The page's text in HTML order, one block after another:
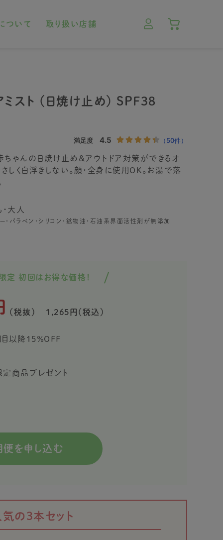
ついて 取り扱い店舗
スト （日焼け止め） SPF38
ゃんの日焼け止め＆アウトドア対策ができるオ
しく白浮きしない。顔・全身に使用OK。お湯で落
大人
パラベン・シリコン・鉱物油・石油系界面活性剤が無添加
特別な割引価格で続けやすいお得な定期
定 初回はお得な価格！
（税抜） 1,265円（税込）
以降15％OFF
商品プレゼント
便を申し込む
の3本セット